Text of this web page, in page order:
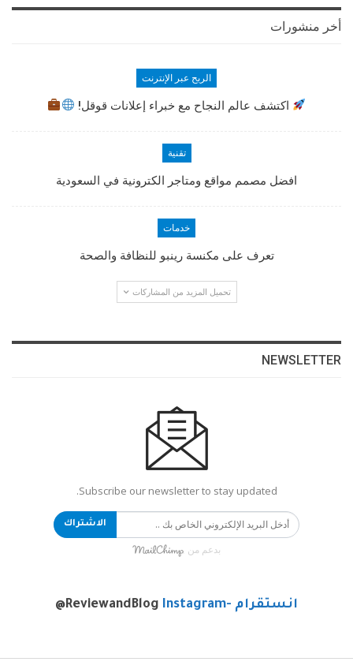
أخر منشورات
الربح عبر الإنترنت
اكتشف عالم النجاح مع خبراء إعلانات قوقل!
تقنية
افضل مصمم مواقع ومتاجر الكترونية في السعودية
خدمات
تعرف على مكنسة رينبو للنظافة والصحة
تحميل المزيد من المشاركات
NEWSLETTER
Subscribe our newsletter to stay updated.
الاشتراك
بدعم من
انستقرام -Instagram @ReviewandBlog